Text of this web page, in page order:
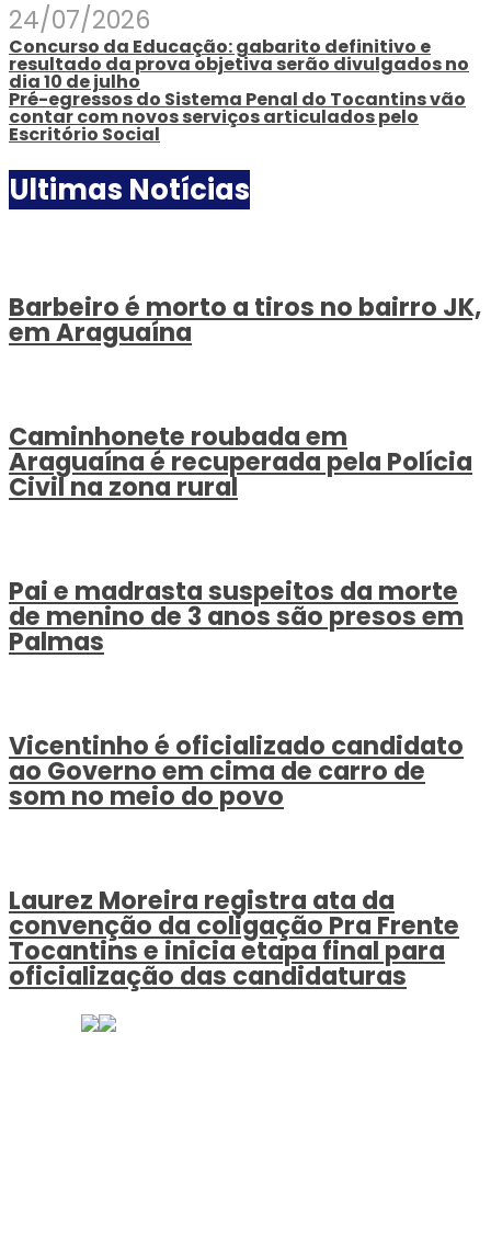
24/07/2026
Concurso da Educação: gabarito definitivo e
resultado da prova objetiva serão divulgados no
dia 10 de julho
Pré-egressos do Sistema Penal do Tocantins vão
contar com novos serviços articulados pelo
Escritório Social
Ultimas Notícias
Barbeiro é morto a tiros no bairro JK,
em Araguaína
Caminhonete roubada em
Araguaína é recuperada pela Polícia
Civil na zona rural
Pai e madrasta suspeitos da morte
de menino de 3 anos são presos em
Palmas
Vicentinho é oficializado candidato
ao Governo em cima de carro de
som no meio do povo
Laurez Moreira registra ata da
convenção da coligação Pra Frente
Tocantins e inicia etapa final para
oficialização das candidaturas